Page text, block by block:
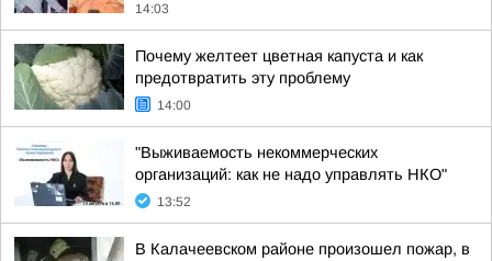
14:03
Почему желтеет цветная капуста и как
предотвратить эту проблему
14:00
"Выживаемость некоммерческих
организаций: как не надо управлять НКО"
13:52
В Калачеевском районе произошел пожар, в